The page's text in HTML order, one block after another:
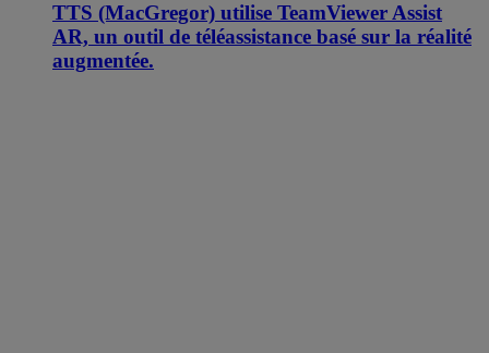
TTS (MacGregor) utilise TeamViewer Assist
AR, un outil de téléassistance basé sur la réalité
augmentée.